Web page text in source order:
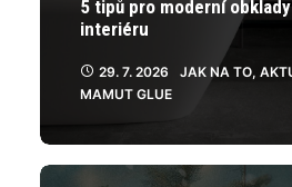
5 tipů pro moderní
interiéru
29. 7. 2026 JAK NA TO,
MAMUT GLUE